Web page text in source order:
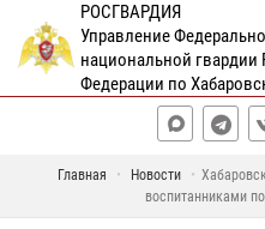
РОСГВАРДИЯ
Управление
национальной гвардии
Федерации по
Главная Новости
воспитанниками